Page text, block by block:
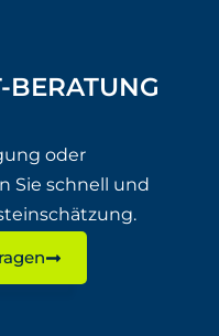
BERATUNG
oder
Sie schnell und